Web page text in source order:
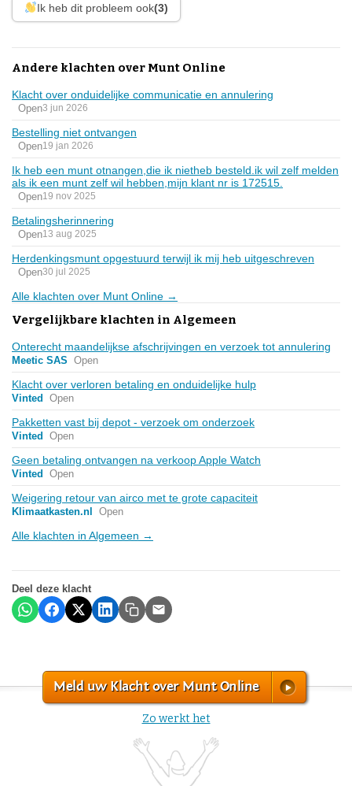
Ik heb dit probleem ook(3)
Andere klachten over Munt Online
Klacht over onduidelijke communicatie en annulering
Open3 jun 2026
Bestelling niet ontvangen
Open19 jan 2026
Ik heb een munt otnangen,die ik nietheb besteld.ik wil zelf melden
als ik een munt zelf wil hebben,mijn klant nr is 172515.
Open19 nov 2025
Betalingsherinnering
Open13 aug 2025
Herdenkingsmunt opgestuurd terwijl ik mij heb uitgeschreven
Open30 jul 2025
Alle klachten over Munt Online →
Vergelijkbare klachten in Algemeen
Onterecht maandelijkse afschrijvingen en verzoek tot annulering
Meetic SAS Open
Klacht over verloren betaling en onduidelijke hulp
Vinted Open
Pakketten vast bij depot - verzoek om onderzoek
Vinted Open
Geen betaling ontvangen na verkoop Apple Watch
Vinted Open
Weigering retour van airco met te grote capaciteit
Klimaatkasten.nl Open
Alle klachten in Algemeen →
Deel deze klacht
Meld uw Klacht over Munt Online
Zo werkt het